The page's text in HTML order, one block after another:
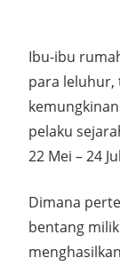
Ibu-ibu
para
pelaku
22 Mei – 24
Dimana
bentang